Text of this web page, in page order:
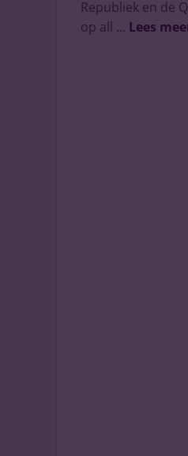
Republiek en de
op all ... Lees